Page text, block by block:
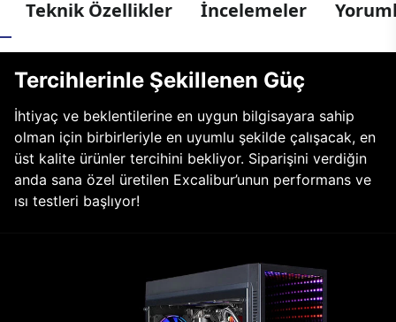
Teknik Özellikler İncelemeler
Tercihlerinle Şekillenen Güç
İhtiyaç ve beklentilerine en uygun bilgisayara sahip
olman için birbirleriyle en uyumlu şekilde çalışacak, en
üst kalite ürünler tercihini bekliyor. Siparişini verdiğin
anda sana özel üretilen Excalibur’unun performans ve
ısı testleri başlıyor!